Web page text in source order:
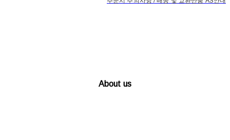
About us